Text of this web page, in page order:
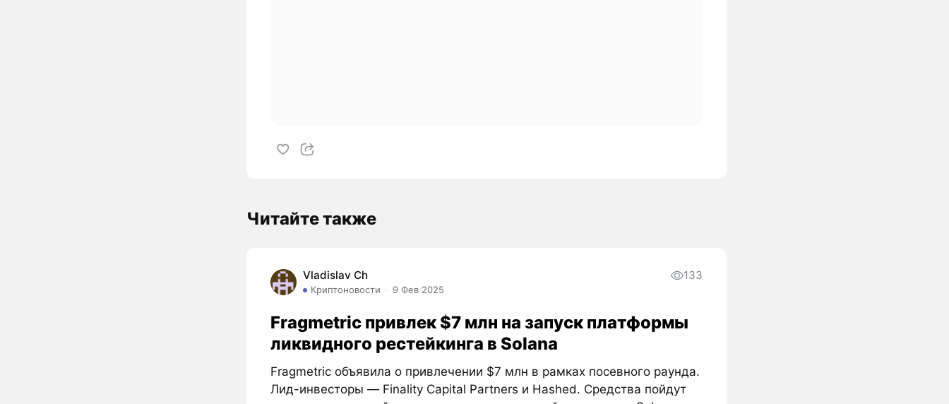
Читайте также
Vladislav Ch
Криптоновости 9 Фев 2025
133
Fragmetric привлек $7 млн на запуск платформы
ликвидного рестейкинга в Solana
Fragmetric объявила о привлечении $7 млн в рамках посевного раунда.
Лид-инвесторы — Finality Capital Partners и Hashed. Средства пойдут